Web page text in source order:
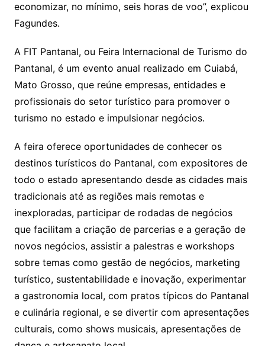
economizar, no mínimo, seis horas de voo”, explicou
Fagundes.
A FIT Pantanal, ou Feira Internacional de Turismo do
Pantanal, é um evento anual realizado em Cuiabá,
Mato Grosso, que reúne empresas, entidades e
profissionais do setor turístico para promover o
turismo no estado e impulsionar negócios.
A feira oferece oportunidades de conhecer os
destinos turísticos do Pantanal, com expositores de
todo o estado apresentando desde as cidades mais
tradicionais até as regiões mais remotas e
inexploradas, participar de rodadas de negócios
que facilitam a criação de parcerias e a geração de
novos negócios, assistir a palestras e workshops
sobre temas como gestão de negócios, marketing
turístico, sustentabilidade e inovação, experimentar
a gastronomia local, com pratos típicos do Pantanal
e culinária regional, e se divertir com apresentações
culturais, como shows musicais, apresentações de